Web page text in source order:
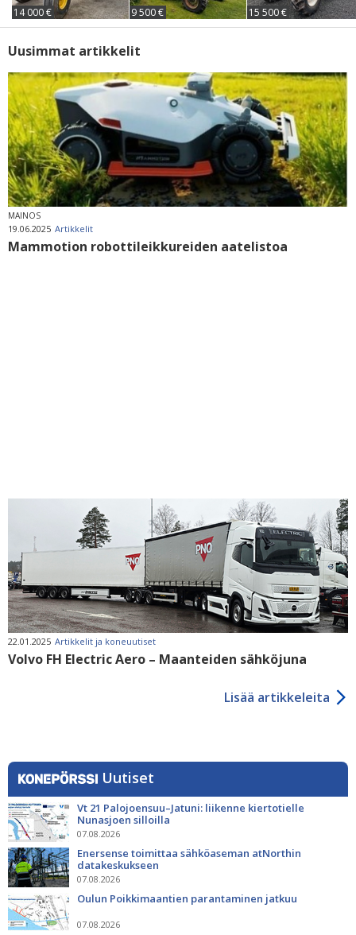
14 000 € 9 500 € 15 500 €
Uusimmat artikkelit
MAINOS
19.06.2025 Artikkelit
Mammotion robottileikkureiden aatelistoa
22.01.2025 Artikkelit ja koneuutiset
Volvo FH Electric Aero – Maanteiden sähköjuna
Lisää artikkeleita
Uutiset
Vt 21 Palojoensuu–Jatuni: liikenne kiertotielle
Nunasjoen silloilla
07.08.2026
Enersense toimittaa sähköaseman atNorthin
datakeskukseen
07.08.2026
Oulun Poikkimaantien parantaminen jatkuu
07.08.2026